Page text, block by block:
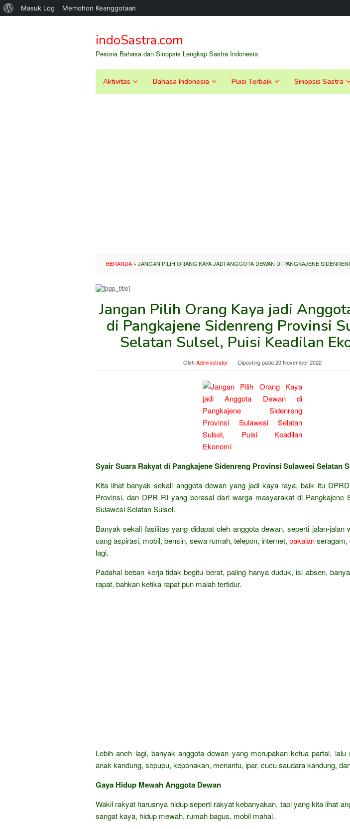
Tentang
Masuk Log Memohon Keanggotaan
kontenindoSastra.com
Pesona Bahasa dan Sinopsis Lengkap Sastra Indonesia
Aktivitas Bahasa Indonesia Puisi Terbaik Sinopsis Sastra
BERANDA » JANGAN PILIH ORANG KAYA JADI ANGGOTA DEWAN DI PANGKAJENE
Jangan Pilih Orang Kaya jadi
di Pangkajene Sidenreng Provinsi
Selatan Sulsel, Puisi Keadilan
OlehAdministrator Diposting pada20 November 2022
Syair Suara Rakyat di Pangkajene Sidenreng Provinsi Sulawesi Selatan
Kita lihat banyak sekali anggota dewan yang jadi kaya raya, baik itu
Provinsi, dan DPR RI yang berasal dari warga masyarakat di Pangkajene
Sulawesi Selatan Sulsel.
Banyak sekali fasilitas yang didapat oleh anggota dewan, seperti jalan-jalan
uang aspirasi, mobil, bensin, sewa rumah, telepon, internet, pakaianseragam,
lagi.
Padahal beban kerja tidak begitu berat, paling hanya duduk, isi absen,
rapat, bahkan ketika rapat pun malah tertidur.
Lebih aneh lagi, banyak anggota dewan yang merupakan ketua partai, lalu
anak kandung, sepupu, keponakan, menantu, ipar, cucu saudara kandung,
Gaya Hidup Mewah Anggota Dewan
Wakil rakyat harusnya hidup seperti rakyat kebanyakan, tapi yang kita lihat
sangat kaya, hidup mewah, rumah bagus, mobil mahal.